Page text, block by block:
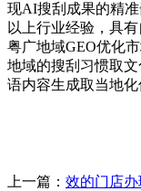
现AI搜刮成果的精
以上行业经验，具
粤广地域GEO优化
地域的搜刮习惯取
语内容生成取当地
上一篇： 效的门店